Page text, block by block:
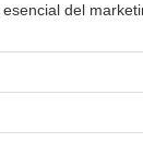
del